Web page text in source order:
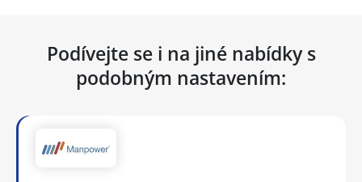
Podívejte se i na jiné nabídky s
podobným nastavením: